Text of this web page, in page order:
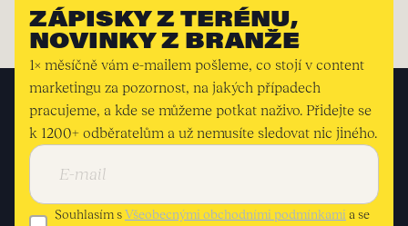
ZÁPISKY Z TERÉNU,
NOVINKY Z BRANŽE
1× měsíčně vám e-mailem pošleme, co stojí v content
marketingu za pozornost, na jakých případech
pracujeme, a kde se můžeme potkat naživo. Přidejte se
k 1200+ odběratelům a už nemusíte sledovat nic jiného.
Souhlasím sVšeobecnými obchodními podmínkami a se